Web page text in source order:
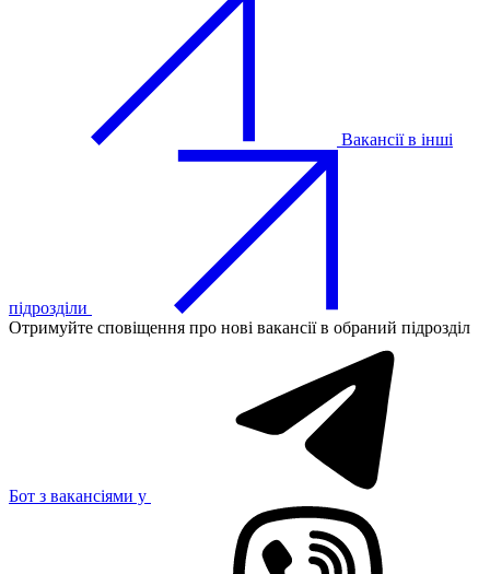
Вакансії в інші
підрозділи
Отримуйте сповіщення про нові вакансії в обраний підрозділ
Бот з вакансіями у